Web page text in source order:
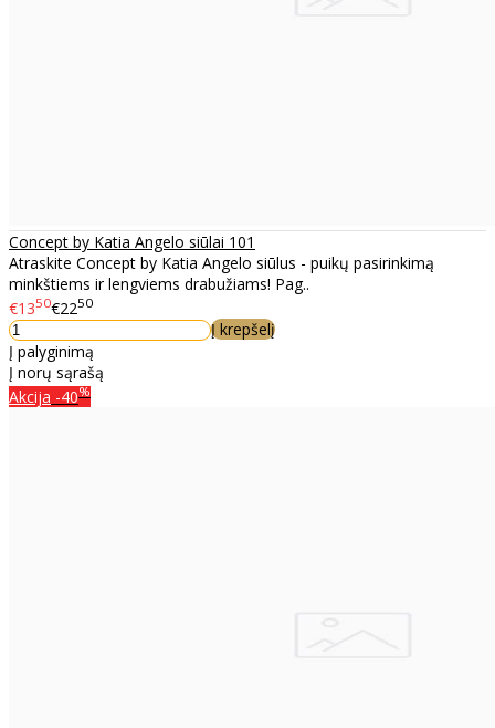
Concept by Katia Angelo siūlai 101
Atraskite Concept by Katia Angelo siūlus - puikų pasirinkimą
minkštiems ir lengviems drabužiams! Pag..
€1350€2250
Į krepšelį
Į palyginimą
Į norų sąrašą
Akcija -40%